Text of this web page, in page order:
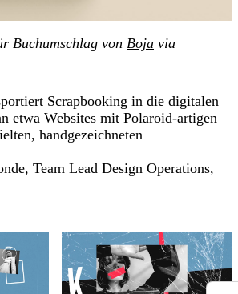
Buchumschlag von Boja via
Scrapbooking in die digitalen
etwa Websites mit Polaroid-artigen
handgezeichneten
Team Lead Design Operations,